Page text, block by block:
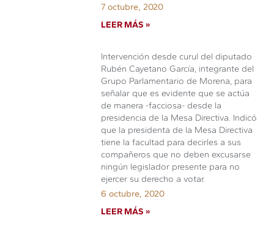
7 octubre, 2020
LEER MÁS »
Intervención desde curul del diputado
Rubén Cayetano García, integrante del
Grupo Parlamentario de Morena, para
señalar que es evidente que se actúa
de manera -facciosa- desde la
presidencia de la Mesa Directiva. Indicó
que la presidenta de la Mesa Directiva
tiene la facultad para decirles a sus
compañeros que no deben excusarse
ningún legislador presente para no
ejercer su derecho a votar.
6 octubre, 2020
LEER MÁS »